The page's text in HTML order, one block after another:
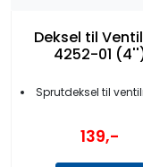
Deksel til
4252-01
Sprutdeksel til ventilrist
139,-